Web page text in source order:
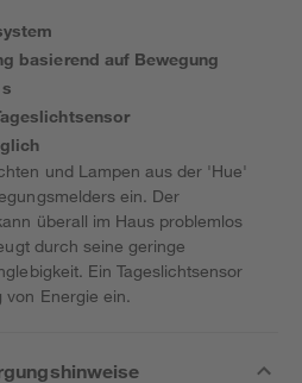
basierend auf Bewegung
und Lampen aus der 'Hue'
ein. Der
überall im Haus problemlos
durch seine geringe
Ein Tageslichtsensor
von Energie ein.